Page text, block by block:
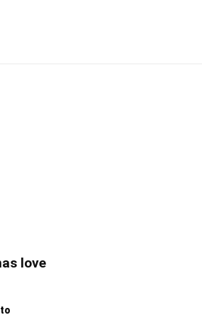
love